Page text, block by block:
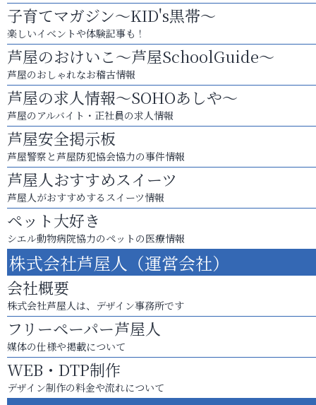
子育てマガジン～KID's黒帯～
楽しいイベントや体験記事も！
芦屋のおけいこ～芦屋SchoolGuide～
芦屋のおしゃれなお稽古情報
芦屋の求人情報～SOHOあしや～
芦屋のアルバイト・正社員の求人情報
芦屋安全掲示板
芦屋警察と芦屋防犯協会協力の事件情報
芦屋人おすすめスイーツ
芦屋人がおすすめするスイーツ情報
ペット大好き
シエル動物病院協力のペットの医療情報
株式会社芦屋人（運営会社）
会社概要
株式会社芦屋人は、デザイン事務所です
フリーペーパー芦屋人
媒体の仕様や掲載について
WEB・DTP制作
デザイン制作の料金や流れについて